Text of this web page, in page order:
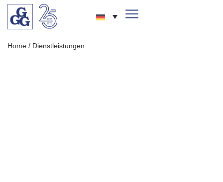
Home / Dienstleistungen